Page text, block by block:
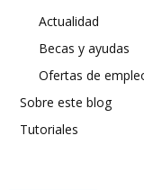
Actualidad
Becas y ayudas
Ofertas de
Sobre este blog
Tutoriales